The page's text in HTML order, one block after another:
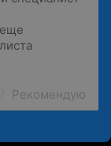
Рекомендую